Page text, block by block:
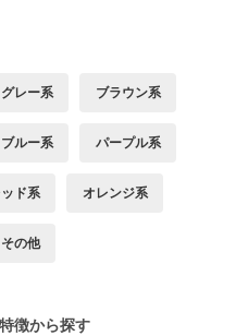
グレー系 ブラウン系
ブルー系 パープル系
ド系 オレンジ系
その他
徴から探す